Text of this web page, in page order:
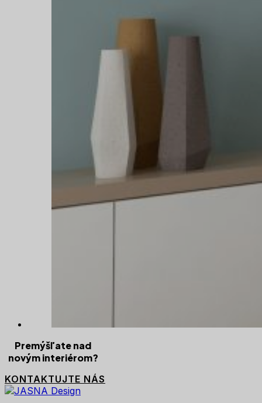
Premýšľate nad
novým interiérom?
KONTAKTUJTE NÁS